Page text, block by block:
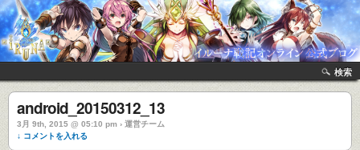
検索
android_20150312_13
3月 9th, 2015 @ 05:10 pm › 運営チーム
↓ コメントを入れる